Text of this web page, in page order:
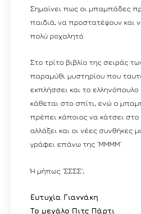
Σημαίνει πως οι μπαμπάδες
παιδιά, να προστατέψουν και
πολύ ροχαλητό.
Στο τρίτο βιβλίο της σειράς
παραμύθι μυστηρίου που
εκπλήσσει και το
κάθεται στο σπίτι, ενώ ο
πρέπει κάποιος να κάτσει
αλλάξει και οι νέες
γράφει επάνω της ‘ΜΜΜΜ’.
Ή μήπως ‘ΣΣΣΣ’;
Ευτυχία Γιαννάκη
Το μεγάλο Πιτς Πάρτι